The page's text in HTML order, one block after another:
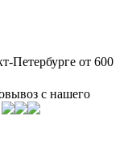
Петербурге от 600
с нашего